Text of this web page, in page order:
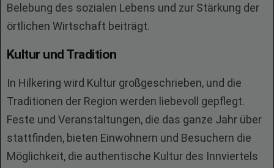
Belebung des sozialen Lebens und zur Stärkung der
örtlichen Wirtschaft beiträgt.
Kultur und Tradition
In Hilkering wird Kultur großgeschrieben, und die
Traditionen der Region werden liebevoll gepflegt.
Feste und Veranstaltungen, die das ganze Jahr über
stattfinden, bieten Einwohnern und Besuchern die
Möglichkeit, die authentische Kultur des Innviertels